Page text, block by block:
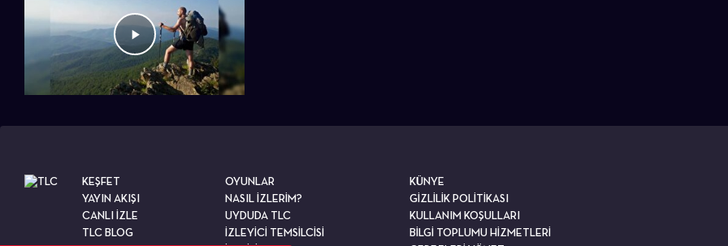
KEŞFET
YAYIN AKIŞI
CANLI İZLE
TLC BLOG
OYUNLAR
NASIL İZLERİM?
UYDUDA TLC
İZLEYİCİ TEMSİLCİSİ
KÜNYE
GİZLİLİK POLİTİKASI
KULLANIM KOŞULLARI
BİLGİ TOPLUMU HİZMETLERİ